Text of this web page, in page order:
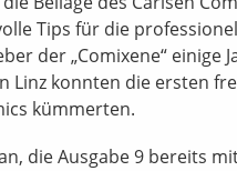
Tips für die
der „Comixene“
Linz konnten die ersten
kümmerten.
die Ausgabe 9 bereits